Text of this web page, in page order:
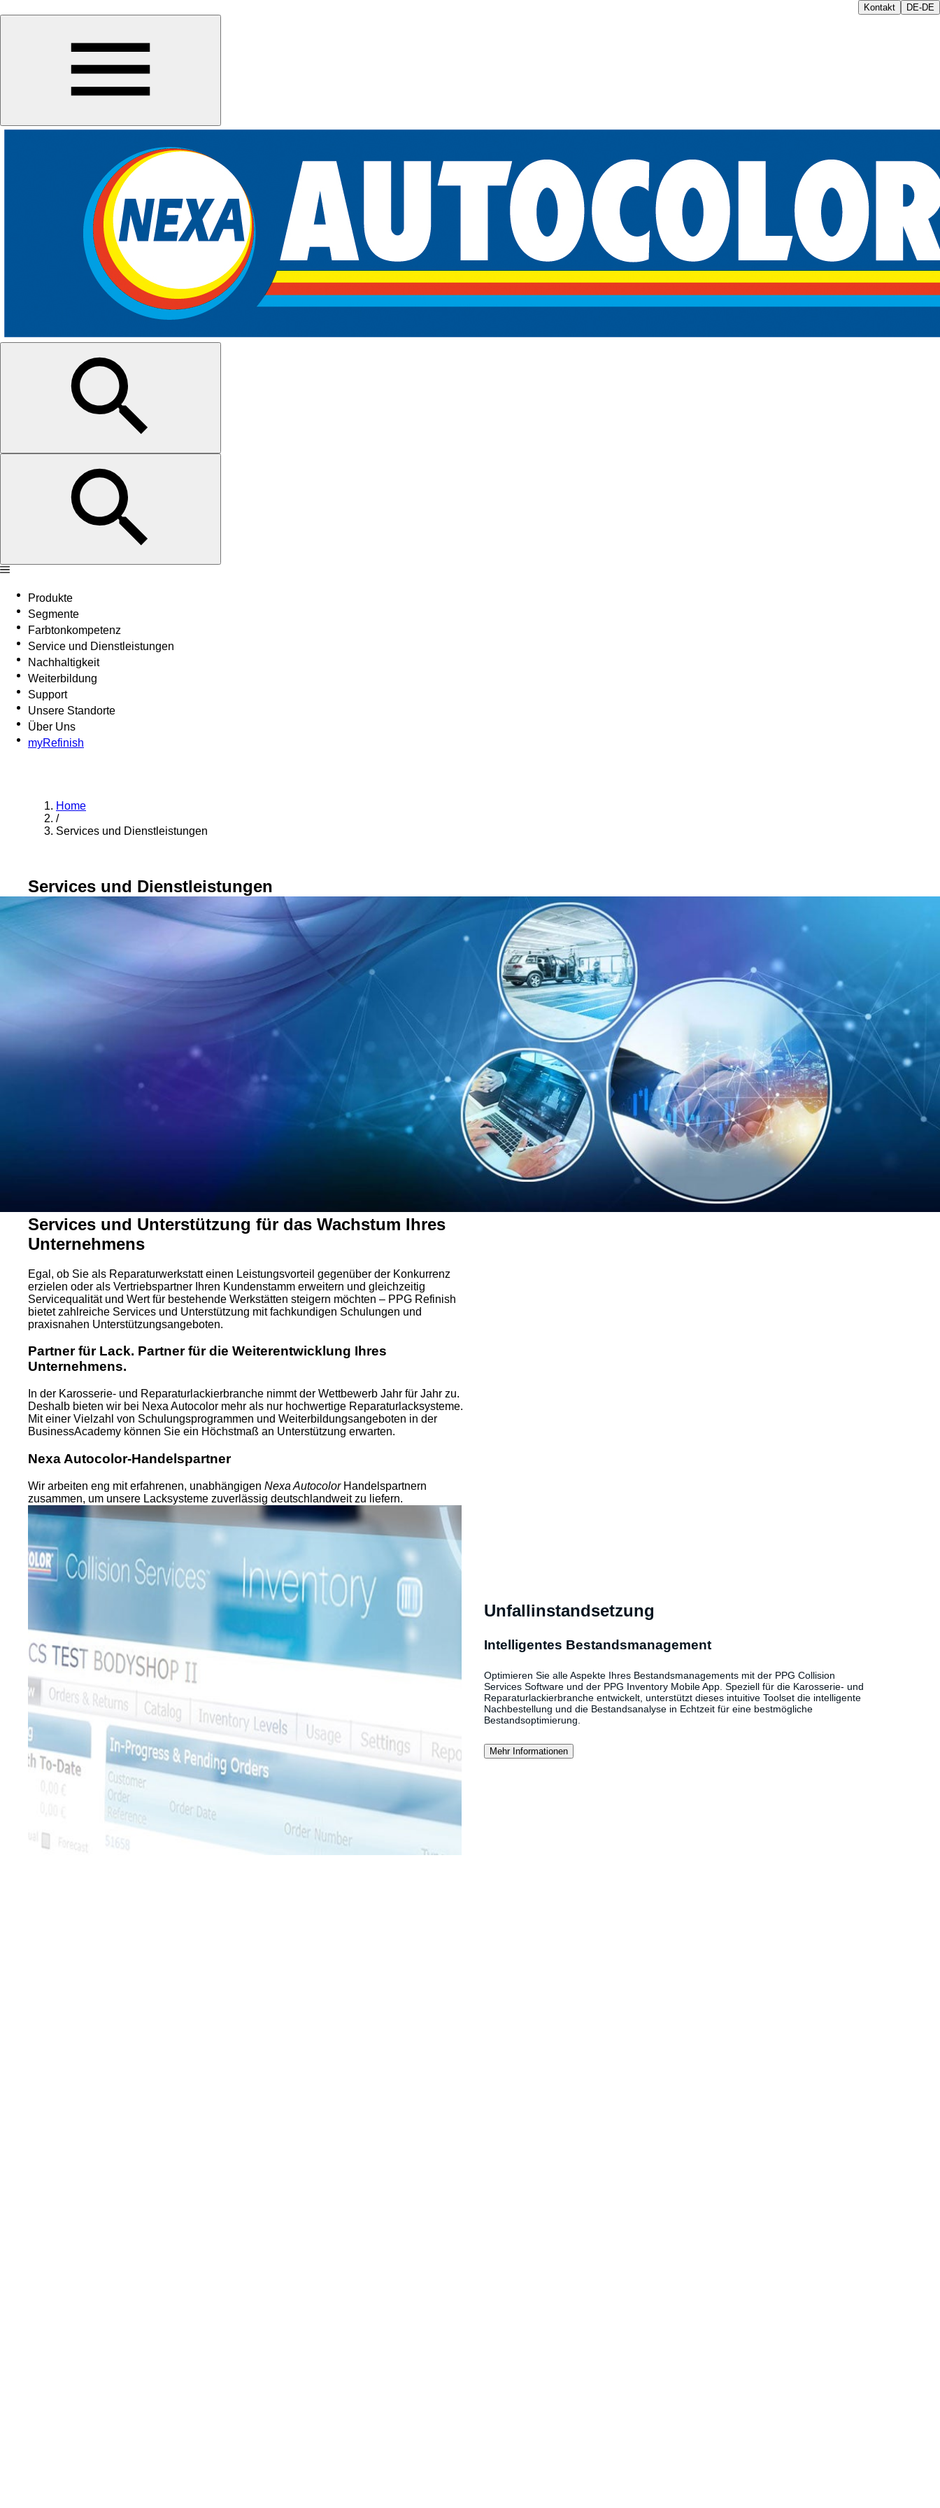
Kontakt DE-DE
Produkte
Segmente
Farbtonkompetenz
Service und Dienstleistungen
Nachhaltigkeit
Weiterbildung
Support
Unsere Standorte
Über Uns
myRefinish
Home
/
Services und Dienstleistungen
Services und Dienstleistungen
Services und Unterstützung für das Wachstum Ihres
Unternehmens
Egal, ob Sie als Reparaturwerkstatt einen Leistungsvorteil gegenüber der Konkurrenz
erzielen oder als Vertriebspartner Ihren Kundenstamm erweitern und gleichzeitig
Servicequalität und Wert für bestehende Werkstätten steigern möchten – PPG Refinish
bietet zahlreiche Services und Unterstützung mit fachkundigen Schulungen und
praxisnahen Unterstützungsangeboten.
Partner für Lack. Partner für die Weiterentwicklung Ihres
Unternehmens.
In der Karosserie- und Reparaturlackierbranche nimmt der Wettbewerb Jahr für Jahr zu.
Deshalb bieten wir bei Nexa Autocolor mehr als nur hochwertige Reparaturlacksysteme.
Mit einer Vielzahl von Schulungsprogrammen und Weiterbildungsangeboten in der
BusinessAcademy können Sie ein Höchstmaß an Unterstützung erwarten.
Nexa Autocolor-Handelspartner
Wir arbeiten eng mit erfahrenen, unabhängigen Nexa Autocolor Handelspartnern
zusammen, um unsere Lacksysteme zuverlässig deutschlandweit zu liefern.
Unfallinstandsetzung
Intelligentes Bestandsmanagement
Optimieren Sie alle Aspekte Ihres Bestandsmanagements mit der PPG Collision
Services Software und der PPG Inventory Mobile App. Speziell für die Karosserie- und
Reparaturlackierbranche entwickelt, unterstützt dieses intuitive Toolset die intelligente
Nachbestellung und die Bestandsanalyse in Echtzeit für eine bestmögliche
Bestandsoptimierung.
Mehr Informationen